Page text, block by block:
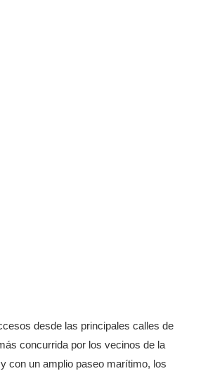
desde las principales calles de
concurrida por los vecinos de la
con un amplio paseo marítimo, los